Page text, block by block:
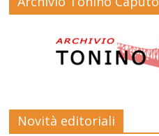
Novità editoriali